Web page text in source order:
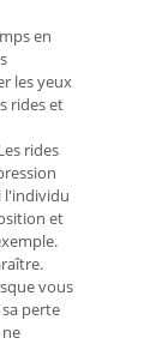
en
les yeux
rides et
rides
l'individu
et
vous
perte